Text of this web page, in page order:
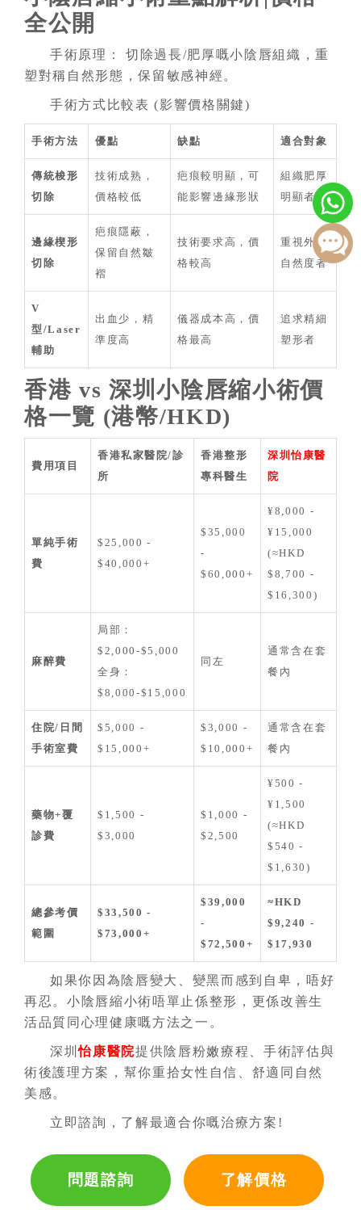
全公開
手術原理： 切除過長/肥厚嘅小陰唇組織，重
塑對稱自然形態，保留敏感神經。
手術方式比較表 (影響價格關鍵)
手術方法 優點 缺點 適合對象
傳統梭形
切除
技術成熟，
價格較低
疤痕較明顯，可
能影響邊緣形狀
組織肥厚
明顯者
邊緣楔形
切除
疤痕隱蔽，
保留自然皺
褶
技術要求高，價
格較高
重視外觀
自然度者
V
型/Laser
輔助
出血少，精
準度高
儀器成本高，價
格最高
追求精細
塑形者
香港 vs 深圳小陰唇縮小術價
格一覽 (港幣/HKD)
費用項目
香港私家醫院/診
所
香港整形
專科醫生
深圳怡康醫
院
單純手術
費
$25,000 -
$40,000+
$35,000
-
$60,000+
¥8,000 -
¥15,000
(≈HKD
$8,700 -
$16,300)
麻醉費
局部：
$2,000-$5,000
全身：
$8,000-$15,000
同左
通常含在套
餐內
住院/日間
手術室費
$5,000 -
$15,000+
$3,000 -
$10,000+
通常含在套
餐內
藥物+覆
診費
$1,500 -
$3,000
$1,000 -
$2,500
¥500 -
¥1,500
(≈HKD
$540 -
$1,630)
總參考價
範圍
$33,500 -
$73,000+
$39,000
-
$72,500+
≈HKD
$9,240 -
$17,930
如果你因為陰唇變大、變黑而感到自卑，唔好
再忍。小陰唇縮小術唔單止係整形，更係改善生
活品質同心理健康嘅方法之一。
深圳怡康醫院提供陰唇粉嫩療程、手術評估與
術後護理方案，幫你重拾女性自信、舒適同自然
美感。
立即諮詢，了解最適合你嘅治療方案!
問題諮詢 了解價格